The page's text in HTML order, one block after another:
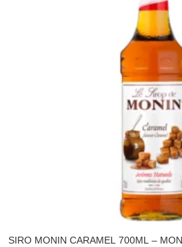
SIRO MONIN CARAMEL 700ML –